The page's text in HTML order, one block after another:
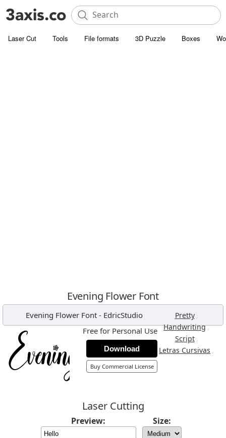
Laser Cut Tools File formats 3D Puzzle Boxes
Evening Flower Font
Evening Flower Font- EdricStudio Pretty ,
Handwriting,
Script ,
Letras Cursivas ,
Free for Personal Use
Download
Buy Commercial License
Laser Cutting
Preview: Size: